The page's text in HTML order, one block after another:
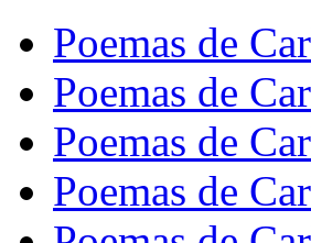
Poemas de
Poemas de
Poemas de
Poemas de